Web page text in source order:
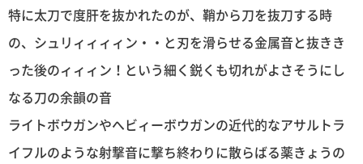
特に太刀で度肝を抜かれたのが、鞘から刀を抜刀する時
の、シュリィィィィン・・と刃を滑らせる金属音と抜きき
った後のィィィン！という細く鋭くも切れがよさそうにし
なる刀の余韻の音
ライトボウガンやへビィーボウガンの近代的なアサルトラ
イフルのような射撃音に撃ち終わりに散らばる薬きょうの